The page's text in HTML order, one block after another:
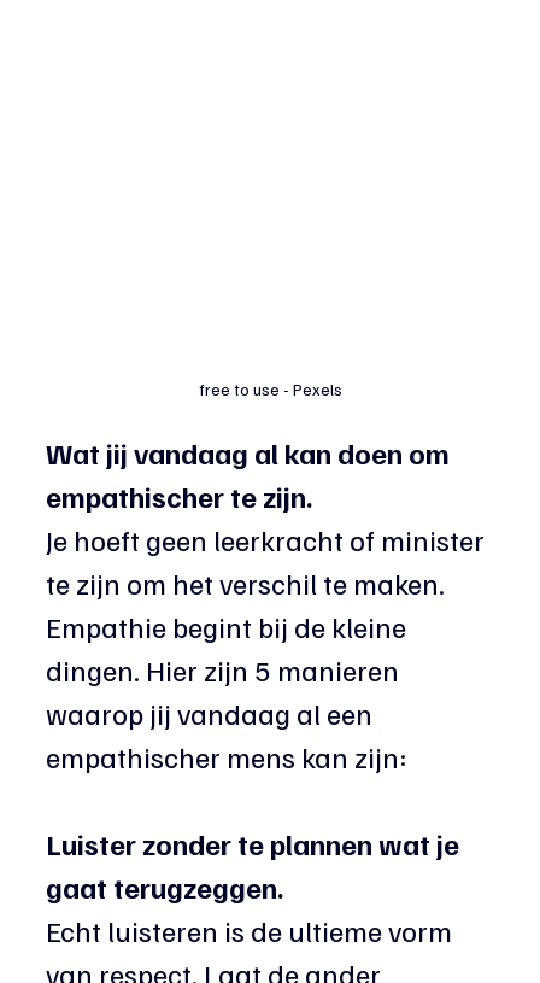
free to use - Pexels
Wat jij vandaag al kan doen om
empathischer te zijn.
Je hoeft geen leerkracht of minister
te zijn om het verschil te maken.
Empathie begint bij de kleine
dingen. Hier zijn 5 manieren
waarop jij vandaag al een
empathischer mens kan zijn:
Luister zonder te plannen wat je
gaat terugzeggen.
Echt luisteren is de ultieme vorm
van respect. Laat de ander